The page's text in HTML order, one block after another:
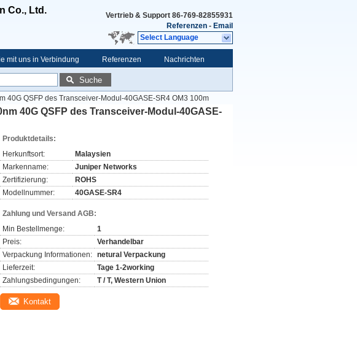
Co., Ltd.
Vertrieb & Support 86-769-82855931
Referenzen - Email
Select Language
mit uns in Verbindung Referenzen Nachrichten
Suche
40G QSFP des Transceiver-Modul-40GASE-SR4 OM3 100m
40G QSFP des Transceiver-Modul-40GASE-
Produktdetails:
Herkunftsort:
Malaysien
Markenname:
Juniper Networks
Zertifizierung:
ROHS
Modellnummer:
40GASE-SR4
Zahlung und Versand AGB:
Min Bestellmenge:
1
Preis:
Verhandelbar
Verpackung Informationen: netural Verpackung
Lieferzeit:
Tage 1-2working
Zahlungsbedingungen:
T / T, Western Union
Kontakt